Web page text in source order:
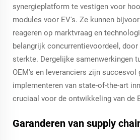
synergieplatform te vestigen voor
modules voor EV's. Ze kunnen
reageren op marktvraag en
belangrijk concurrentievoordeel,
sterkte. Dergelijke samenwerkingen
OEM's en leveranciers zijn succesvol
implementeren van state-of-the-art
cruciaal voor de ontwikkeling van de
Garanderen van supply